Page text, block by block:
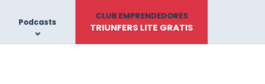
Podcasts
CLUB EMPRENDEDORES
TRIUNFERS LITE GRATIS